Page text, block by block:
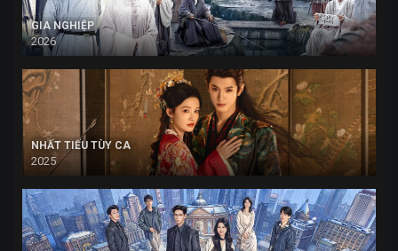
GIA NGHIỆP
2026
NHẤT TIẾU TÙY CA
2025